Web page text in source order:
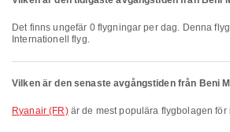
Det finns ungefär 0 flygningar per dag. Denna flygplats betjänar Inrikes &
Internationell flyg.
Vilken är den senaste avgångstiden från Beni
Ryanair (FR)är de mest populära flygbolagen för